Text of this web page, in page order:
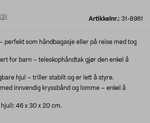
Artikkelnr.: 31-8961
)
perfekt som håndbagasje eller på reise med tog
for barn – teleskophåndtak gjør den enkel å
hjul – triller stabilt og er lett å styre.
innvendig kryssbånd og lomme – enkel å
46 x 30 x 20 cm.